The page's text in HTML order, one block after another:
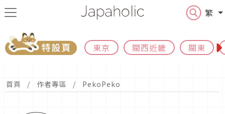
繁
東京 關西近畿 關東
首頁 作者專區 PekoPeko